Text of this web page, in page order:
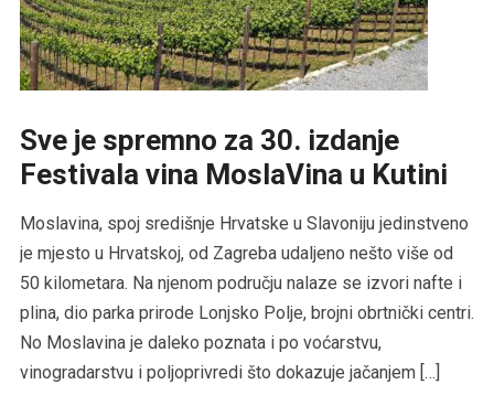
Sve je spremno za 30. izdanje
Festivala vina MoslaVina u Kutini
Moslavina, spoj središnje Hrvatske u Slavoniju jedinstveno
je mjesto u Hrvatskoj, od Zagreba udaljeno nešto više od
50 kilometara. Na njenom području nalaze se izvori nafte i
plina, dio parka prirode Lonjsko Polje, brojni obrtnički centri.
No Moslavina je daleko poznata i po voćarstvu,
vinogradarstvu i poljoprivredi što dokazuje jačanjem […]